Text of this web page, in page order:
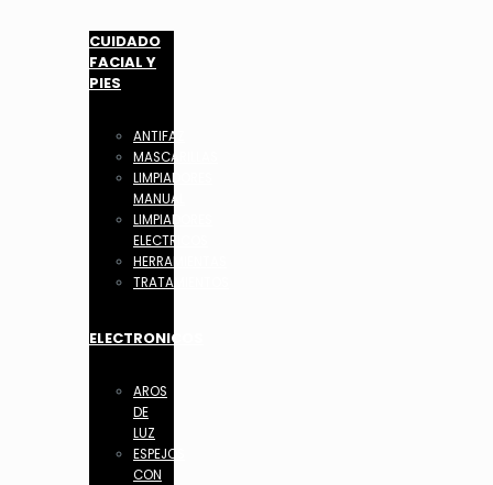
CUIDADO
FACIAL Y
PIES
ANTIFAZ
MASCARILLAS
LIMPIADORES
MANUAL
LIMPIADORES
ELECTRICOS
HERRAMIENTAS
TRATAMIENTOS
ELECTRONICOS
AROS
DE
LUZ
ESPEJOS
CON